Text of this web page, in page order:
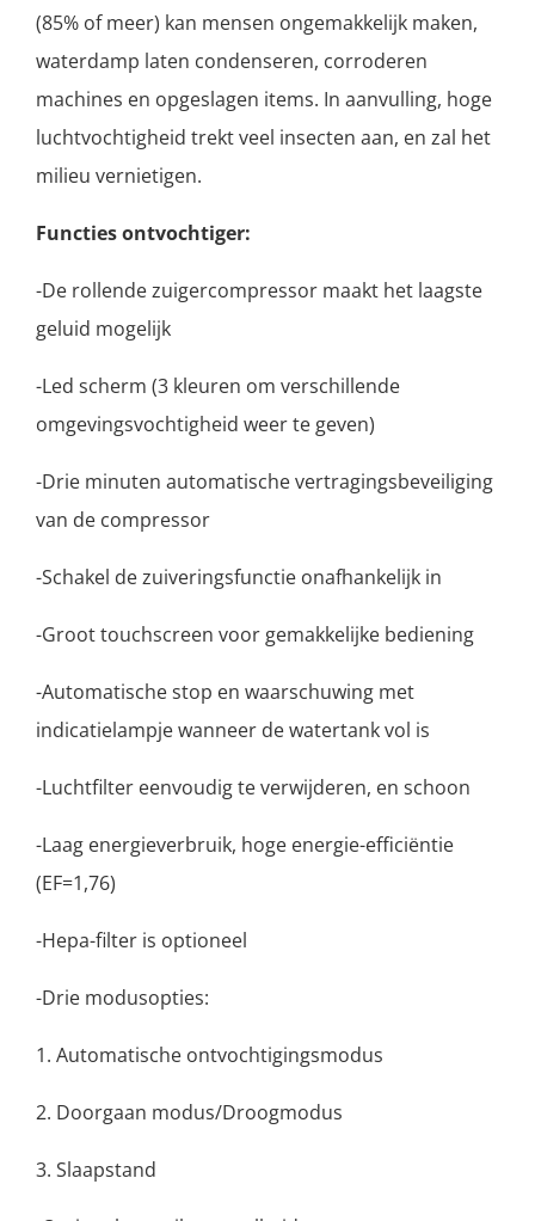
(85% of meer) kan mensen ongemakkelijk maken,
waterdamp laten condenseren, corroderen
machines en opgeslagen items. In aanvulling, hoge
luchtvochtigheid trekt veel insecten aan, en zal het
milieu vernietigen.
Functies ontvochtiger:
-De rollende zuigercompressor maakt het laagste
geluid mogelijk
-Led scherm (3 kleuren om verschillende
omgevingsvochtigheid weer te geven)
-Drie minuten automatische vertragingsbeveiliging
van de compressor
-Schakel de zuiveringsfunctie onafhankelijk in
-Groot touchscreen voor gemakkelijke bediening
-Automatische stop en waarschuwing met
indicatielampje wanneer de watertank vol is
-Luchtfilter eenvoudig te verwijderen, en schoon
-Laag energieverbruik, hoge energie-efficiëntie
(EF=1,76)
-Hepa-filter is optioneel
-Drie modusopties:
1. Automatische ontvochtigingsmodus
2. Doorgaan modus/Droogmodus
3. Slaapstand